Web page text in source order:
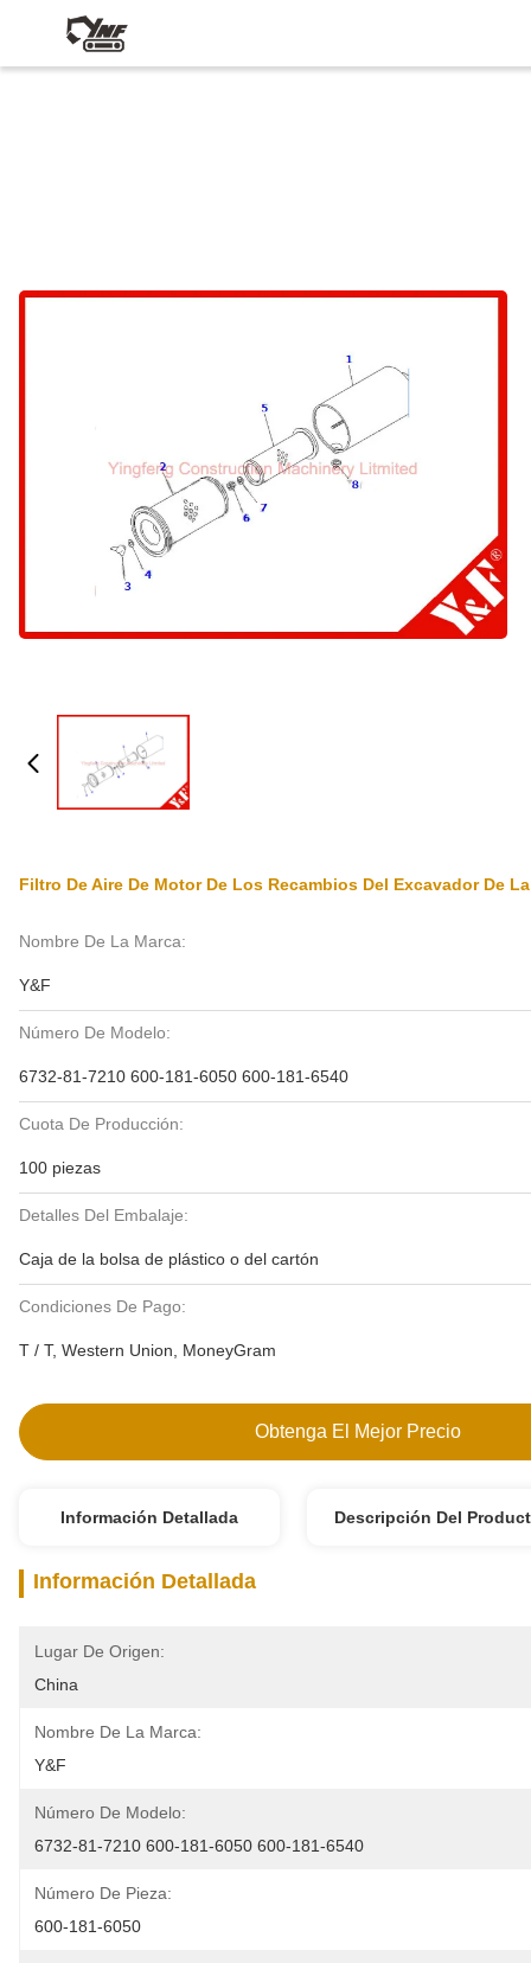
Filtro De Aire De Motor De Los Recambios Del Excavador De
Nombre De La Marca:
Y&F
Número De Modelo:
6732-81-7210 600-181-6050 600-181-6540
Cuota De Producción:
100 piezas
Detalles Del Embalaje:
Caja de la bolsa de plástico o del cartón
Condiciones De Pago:
T / T, Western Union, MoneyGram
Obtenga El Mejor Precio
Información Detallada Descripción Del
Información Detallada
Lugar De Origen:
China
Nombre De La Marca:
Y&F
Número De Modelo:
6732-81-7210 600-181-6050 600-181-6540
Número De Pieza:
600-181-6050